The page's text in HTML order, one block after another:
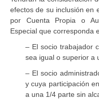
efectos de su inclusión en
por Cuenta Propia o
Especial que corresponda
– El socio trabajador
sea igual o superior a
– El socio
y cuya participación
a una 1/4 parte sin